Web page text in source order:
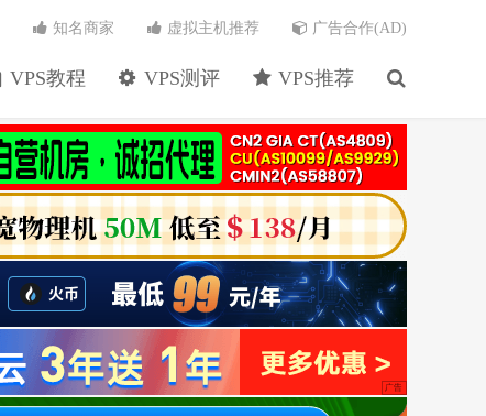
VPS教程 VPS测评 VPS推荐
知名商家 虚拟主机推荐 广告合作(AD)